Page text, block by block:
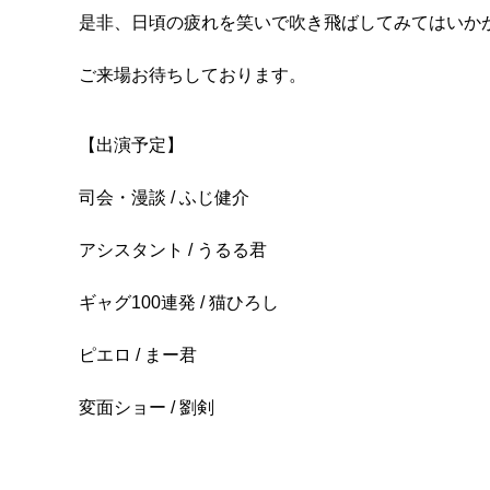
是非、日頃の疲れを笑いで吹き飛ばしてみてはいか
ご来場お待ちしております。
【出演予定】
司会・漫談 / ふじ健介
アシスタント / うるる君
ギャグ100連発 / 猫ひろし
ピエロ / まー君
変面ショー / 劉剣